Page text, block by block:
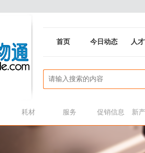
首页 今日动态 人
耗材 服务 促销信息 新